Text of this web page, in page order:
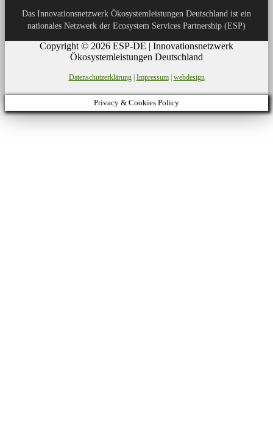
Das Innovationsnetzwerk Ökosystemleistungen Deutschland ist ein
nationales Netzwerk der Ecosystem Services Partnership (ESP)
Copyright © 2026 ESP-DE | Innovationsnetzwerk
Ökosystemleistungen Deutschland
Datenschutzerklärung| Impressum| webdesign
Privacy & Cookies Policy